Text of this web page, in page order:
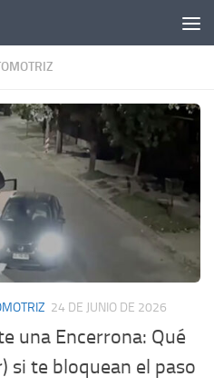
24 DE JUNIO DE 2026
una Encerrona: Qué
si te bloquean el paso